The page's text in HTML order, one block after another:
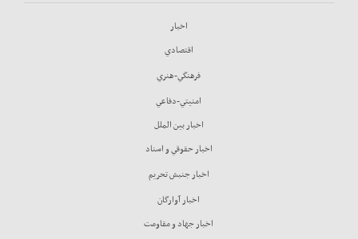
اخبار
اقتصادي
فرهنگي-هنري
امنيتي-دفاعي
اخبار بين الملل
اخبار حقوقي و اسناد
اخبار جنبش تحريم
اخبار آوارگان
اخبار جهاد و مقاومت